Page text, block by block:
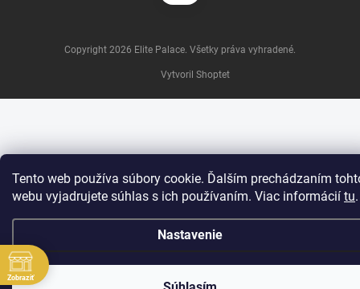
Tento web používa súbory cookie. Ďalším prechádzaním
webu vyjadrujete súhlas s ich používaním. Viac informácií tu.
Nastavenie
Vytvoril Shoptet
Copyright 2026 Elite Palace. Všetky práva vyhradené.
Zobraziť